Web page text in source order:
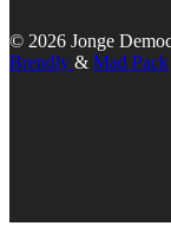
© 2026 Jonge
Brendly & Mad Pack